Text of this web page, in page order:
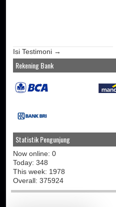
Isi Testimoni →
Rekening Bank
Statistik Pengunjung
Now online: 0
Today: 348
This week: 1978
Overall: 375924